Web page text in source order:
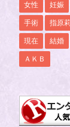
女性 妊娠
手術 指原
現在 結婚
ＡＫＢ